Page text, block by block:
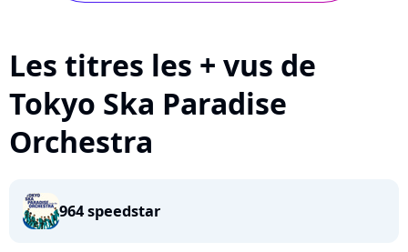
Les titres les + vus de
Tokyo Ska Paradise
Orchestra
964 speedstar